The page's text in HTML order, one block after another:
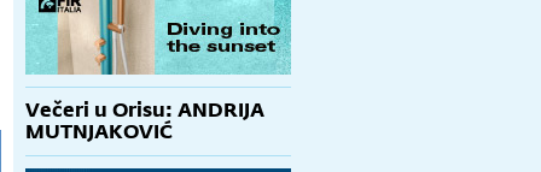
Večeri u Orisu: ANDRIJA
MUTNJAKOVIĆ